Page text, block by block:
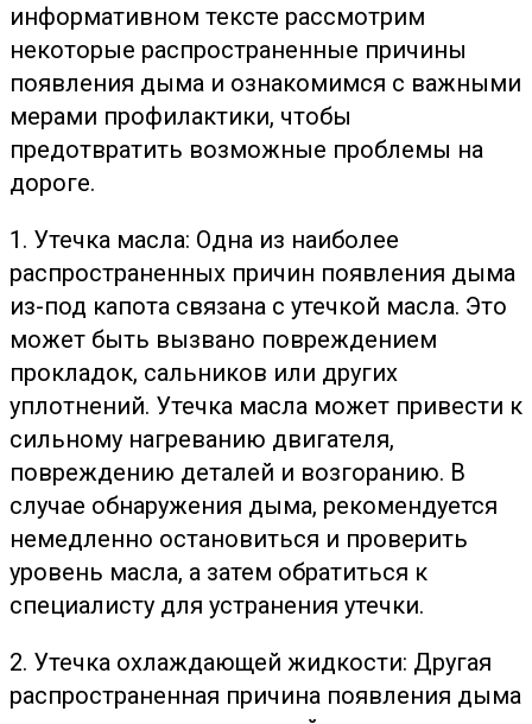
информативном тексте рассмотрим
некоторые распространенные причины
появления дыма и ознакомимся с важными
мерами профилактики, чтобы
предотвратить возможные проблемы на
дороге.
1. Утечка масла: Одна из наиболее
распространенных причин появления дыма
из-под капота связана с утечкой масла. Это
может быть вызвано повреждением
прокладок, сальников или других
уплотнений. Утечка масла может привести к
сильному нагреванию двигателя,
повреждению деталей и возгоранию. В
случае обнаружения дыма, рекомендуется
немедленно остановиться и проверить
уровень масла, а затем обратиться к
специалисту для устранения утечки.
2. Утечка охлаждающей жидкости: Другая
распространенная причина появления дыма